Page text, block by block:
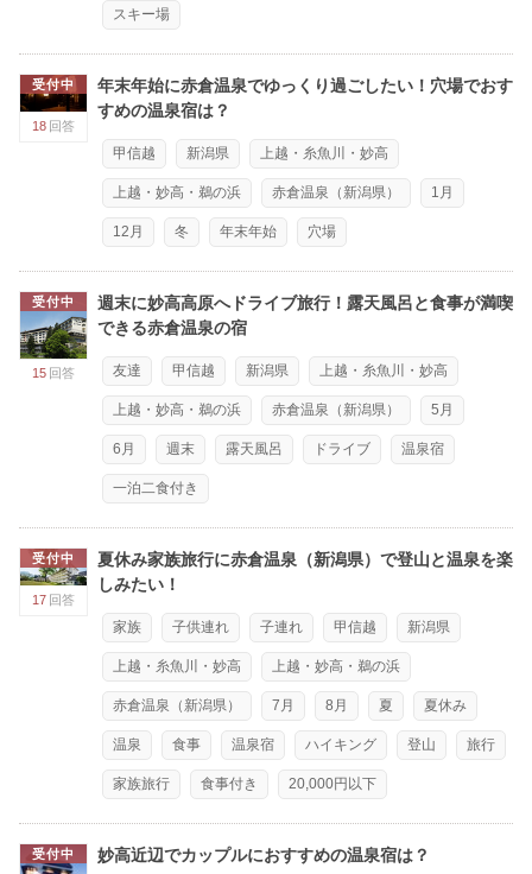
スキー場
受付中
18 回答
年末年始に赤倉温泉でゆっくり過ごしたい！穴場でおす
すめの温泉宿は？
甲信越 新潟県 上越・糸魚川・妙高
上越・妙高・鵜の浜 赤倉温泉（新潟県） 1月
12月 冬 年末年始 穴場
受付中
15 回答
週末に妙高高原へドライブ旅行！露天風呂と食事が満喫
できる赤倉温泉の宿
友達 甲信越 新潟県 上越・糸魚川・妙高
上越・妙高・鵜の浜 赤倉温泉（新潟県） 5月
6月 週末 露天風呂 ドライブ 温泉宿
一泊二食付き
受付中
17 回答
夏休み家族旅行に赤倉温泉（新潟県）で登山と温泉を楽
しみたい！
家族 子供連れ 子連れ 甲信越 新潟県
上越・糸魚川・妙高 上越・妙高・鵜の浜
赤倉温泉（新潟県） 7月 8月 夏 夏休み
温泉 食事 温泉宿 ハイキング 登山 旅行
家族旅行 食事付き 20,000円以下
受付中 妙高近辺でカップルにおすすめの温泉宿は？